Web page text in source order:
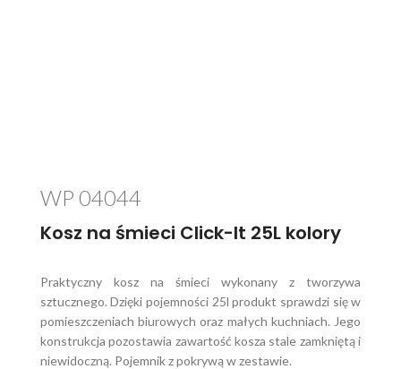
WP 04044
Kosz na śmieci Click-It 25L kolory
Praktyczny kosz na śmieci wykonany z tworzywa
sztucznego. Dzięki pojemności 25l produkt sprawdzi się w
pomieszczeniach biurowych oraz małych kuchniach. Jego
konstrukcja pozostawia zawartość kosza stale zamkniętą i
niewidoczną. Pojemnik z pokrywą w zestawie.